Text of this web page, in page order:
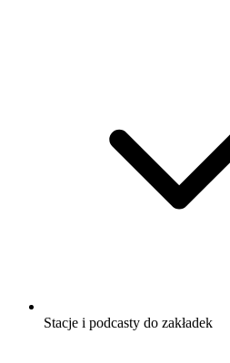
Stacje i podcasty do zakładek